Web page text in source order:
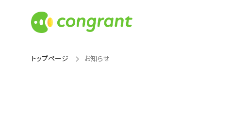
トップページ お知らせ